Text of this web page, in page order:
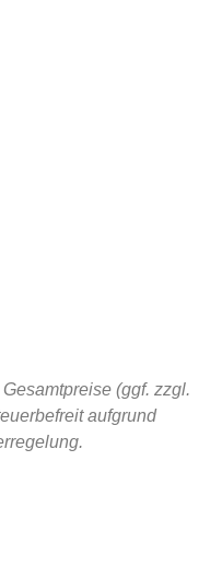
(ggf. zzgl.
aufgrund